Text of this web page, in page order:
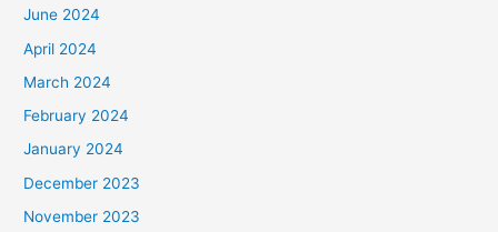
June 2024
April 2024
March 2024
February 2024
January 2024
December 2023
November 2023